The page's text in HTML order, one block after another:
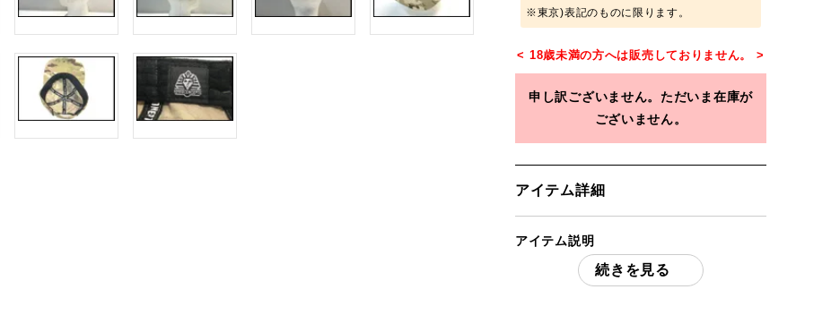
※東京)表記のものに限ります。
申し訳ございません。ただいま在庫が
ございません。
アイテム詳細
アイテム説明
Ferro Concepts キャップ フリーサイ
続きを見る